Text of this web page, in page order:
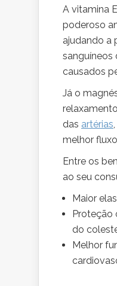
A vitamina
poderoso
ajudando a
sanguíneos
causados
Já o
das artérias
melhor
Entre os
ao seu
Maior
Proteção
do
Melhor